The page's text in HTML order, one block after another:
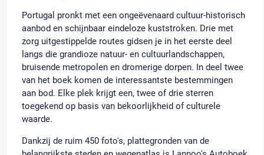
Portugal pronkt met een ongeëvenaard cultuur-historisch
aanbod en schijnbaar eindeloze kuststroken. Drie met
zorg uitgestippelde routes gidsen je in het eerste deel
langs die grandioze natuur- en cultuurlandschappen,
bruisende metropolen en dromerige dorpen. In deel twee
van het boek komen de interessantste bestemmingen
aan bod. Elke plek krijgt een, twee of drie sterren
toegekend op basis van bekoorlijkheid of culturele
waarde.
Dankzij de ruim 450 foto's, plattegronden van de